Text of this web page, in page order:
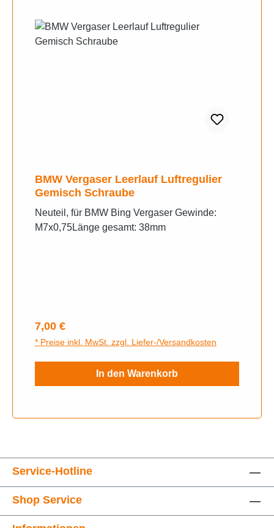
BMW Vergaser Leerlauf Luftregulier
Gemisch Schraube
Neuteil, für BMW Bing Vergaser Gewinde:
M7x0,75Länge gesamt: 38mm
Regulärer Preis:
7,00 €
* Preise inkl. MwSt. zzgl. Liefer-/Versandkosten
In den Warenkorb
Service-Hotline
Shop Service